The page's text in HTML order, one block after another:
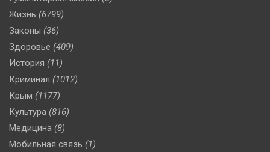
Жизнь (6799)
Законы (36)
Здоровье (409)
История (11)
Криминал (1012)
Крым (1177)
Культура (816)
Медицина (8)
Мобильная связь (1)